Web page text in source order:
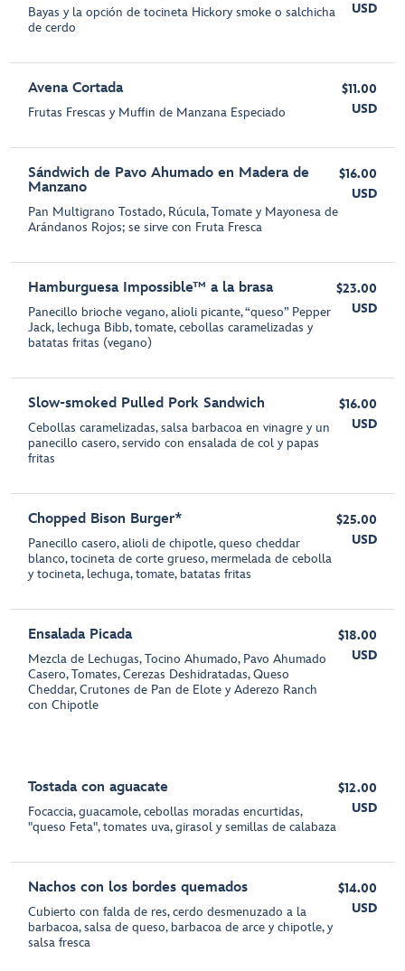
Bayas y la opción de tocineta Hickory smoke o salchicha
de cerdo
USD
Avena Cortada
Frutas Frescas y Muffin de Manzana Especiado
$11.00
USD
Sándwich de Pavo Ahumado en Madera de
Manzano
Pan Multigrano Tostado, Rúcula, Tomate y Mayonesa de
Arándanos Rojos; se sirve con Fruta Fresca
$16.00
USD
Hamburguesa Impossible™ a la brasa
Panecillo brioche vegano, alioli picante, “queso” Pepper
Jack, lechuga Bibb, tomate, cebollas caramelizadas y
batatas fritas (vegano)
$23.00
USD
Slow-smoked Pulled Pork Sandwich
Cebollas caramelizadas, salsa barbacoa en vinagre y un
panecillo casero, servido con ensalada de col y papas
fritas
$16.00
USD
Chopped Bison Burger*
Panecillo casero, alioli de chipotle, queso cheddar
blanco, tocineta de corte grueso, mermelada de cebolla
y tocineta, lechuga, tomate, batatas fritas
$25.00
USD
Ensalada Picada
Mezcla de Lechugas, Tocino Ahumado, Pavo Ahumado
Casero, Tomates, Cerezas Deshidratadas, Queso
Cheddar, Crutones de Pan de Elote y Aderezo Ranch
con Chipotle
$18.00
USD
Tostada con aguacate
Focaccia, guacamole, cebollas moradas encurtidas,
"queso Feta", tomates uva, girasol y semillas de calabaza
$12.00
USD
Nachos con los bordes quemados
Cubierto con falda de res, cerdo desmenuzado a la
barbacoa, salsa de queso, barbacoa de arce y chipotle, y
salsa fresca
$14.00
USD